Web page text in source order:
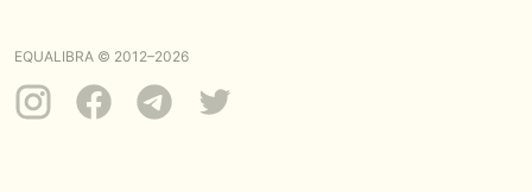
EQUALIBRA © 2012–2026